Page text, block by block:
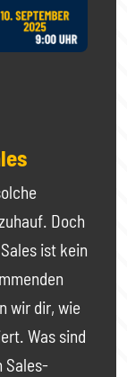
Doch
ist kein
wir dir, wie
Was sind
Sales-